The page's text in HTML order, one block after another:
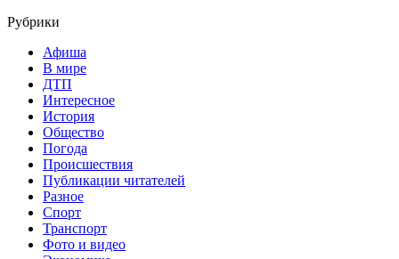
Рубрики
Афиша
В мире
ДТП
Интересное
История
Общество
Погода
Происшествия
Публикации читателей
Разное
Спорт
Транспорт
Фото и видео